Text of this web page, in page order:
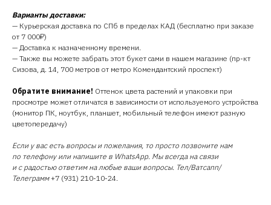
Варианты доставки:
— Курьерская доставка по СПб в пределах КАД (бесплатно при заказе
от 7 000₽)
— Доставка к назначенному времени.
— Также вы можете забрать этот букет сами в нашем магазине (пр-кт
Сизова, д. 14, 700 метров от метро Комендантский проспект)
Обратите внимание! Оттенок цвета растений и упаковки при
просмотре может отличатся в зависимости от используемого устройства
(монитор ПК, ноутбук, планшет, мобильный телефон имеют разную
цветопередачу)
Если у вас есть вопросы и пожелания, то просто позвоните нам
по телефону или напишите в WhatsApp. Мы всегда на связи
и с радостью ответим на любые ваши вопросы. Тел/Ватсапп/
Телеграмм+7 (931) 210-10-24.